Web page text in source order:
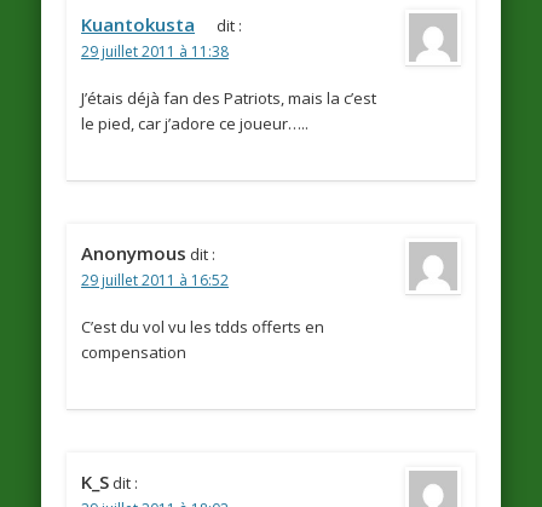
Kuantokusta dit :
29 juillet 2011 à 11:38
J’étais déjà fan des Patriots, mais la c’est
le pied, car j’adore ce joueur…..
Anonymous dit :
29 juillet 2011 à 16:52
C’est du vol vu les tdds offerts en
compensation
K_S dit :